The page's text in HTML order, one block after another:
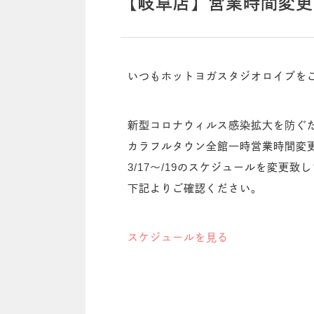
いつもホットヨガスタジオロイブを
新型コロナウィルス感染拡大を防ぐ
カラフルタウン全館一時営業時間変
3/17〜/19のスケジュールを変更致
下記よりご確認ください。
スケジュールを見る